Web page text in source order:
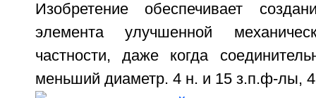
Изобретение обеспечивает
элемента улучшенной
частности, даже когда
меньший диаметр. 4 н. и 15 з.п.ф-лы,